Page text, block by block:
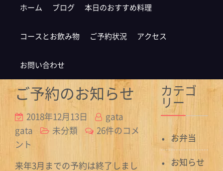
ホーム ブログ 本日のおすすめ料理
コースとお飲み物 ご予約状況 アクセス
お問い合わせ
ご予約のお知らせ
2018年12月13日
gata
gata
未分類
ご
26件のコメ
ント
来年3月までの予約は終了しまし
カテゴ
リー
お弁当
お知らせ